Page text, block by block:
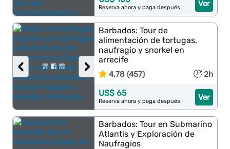
Ver
Reserva ahora y paga después
›
‹
Barbados: Tour de
alimentación de tortugas,
naufragio y snorkel en
arrecife
4.78 (457) 2h
Ver
US$ 65
Reserva ahora y paga después
Barbados: Tour en Submarino
Atlantis y Exploración de
Naufragios